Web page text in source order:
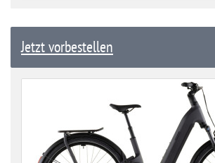
Jetzt vorbestellen